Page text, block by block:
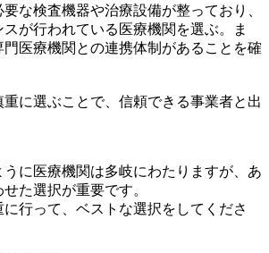
な検査機器や治療設備が整っており、
が行われている医療機関を選ぶ。ま
医療機関との連携体制があることを確
に選ぶことで、信頼できる事業者と出
うに医療機関は多岐にわたりますが、あ
た選択が重要です。
行って、ベストな選択をしてくださ